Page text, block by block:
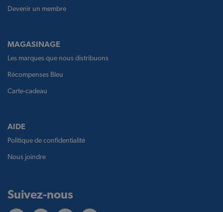
Devenir un membre
MAGASINAGE
Les marques que nous distribuons
Récompenses Bleu
Carte-cadeau
AIDE
Politique de confidentialité
Nous joindre
Suivez-nous